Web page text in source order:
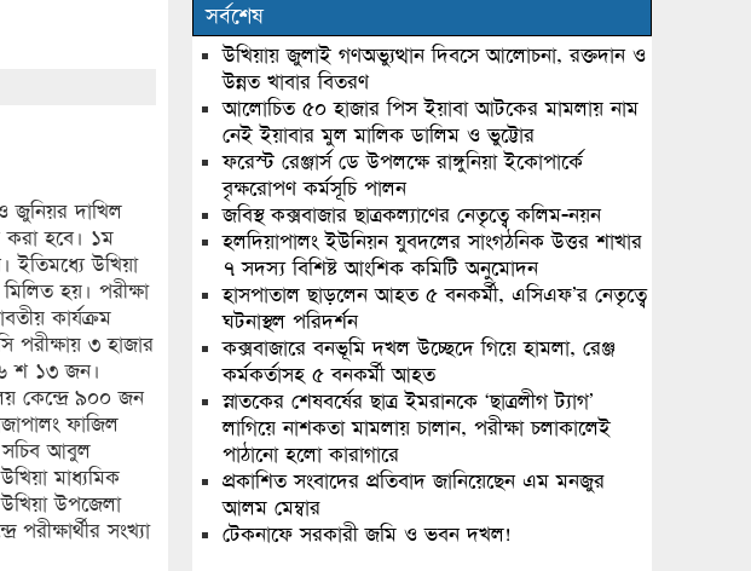
জুনিয়র দাখিল
করা হবে। ১ম
ইতিমধ্যে উখিয়া
হয়। পরীক্ষা
কার্যক্রম
পরীক্ষায় ৩ হাজার
শ ১৩ জন।
কেন্দ্রে ৯০০ জন
ফাজিল
সচিব আবুল
মাধ্যমিক
উখিয়া উপজেলা
সংখ্যা
সর্বশেষ
উখিয়ায় জুলাই গণঅভ্যুত্থান দিবসে আলোচনা, রক্তদান ও
উন্নত খাবার বিতরণ
আলোচিত ৫০ হাজার পিস ইয়াবা আটকের মামলায় নাম
নেই ইয়াবার মুল মালিক ডালিম ও ভুট্টোর
ফরেস্ট রেঞ্জার্স ডে উপলক্ষে রাঙ্গুনিয়া ইকোপার্কে
বৃক্ষরোপণ কর্মসূচি পালন
জবিস্থ কক্সবাজার ছাত্রকল্যাণের নেতৃত্বে কলিম-নয়ন
হলদিয়াপালং ইউনিয়ন যুবদলের সাংগঠনিক উত্তর শাখার
৭ সদস্য বিশিষ্ট আংশিক কমিটি অনুমোদন
হাসপাতাল ছাড়লেন আহত ৫ বনকর্মী, এসিএফ’র নেতৃত্বে
ঘটনাস্থল পরিদর্শন
কক্সবাজারে বনভূমি দখল উচ্ছেদে গিয়ে হামলা, রেঞ্জ
কর্মকর্তাসহ ৫ বনকর্মী আহত
স্নাতকের শেষবর্ষের ছাত্র ইমরানকে ‘ছাত্রলীগ ট্যাগ’
লাগিয়ে নাশকতা মামলায় চালান, পরীক্ষা চলাকালেই
পাঠানো হলো কারাগারে
প্রকাশিত সংবাদের প্রতিবাদ জানিয়েছেন এম মনজুর
আলম মেম্বার
টেকনাফে সরকারী জমি ও ভবন দখল!